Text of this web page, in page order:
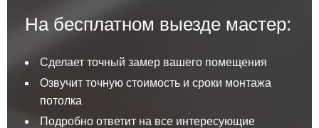
На бесплатном выезде мастер:
Сделает точный замер вашего помещения
Озвучит точную стоимость и сроки монтажа
потолка
Подробно ответит на все интересующие